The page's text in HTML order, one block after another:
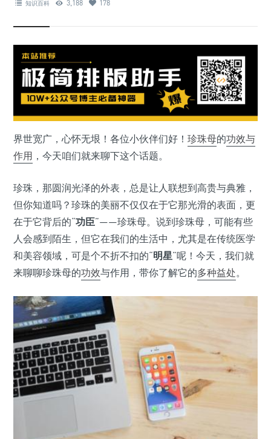
知识百科 3,188 178
界世宽广，心怀无垠！各位小伙伴们好！ 珍珠母的功效与
作用 ，今天咱们就来聊下这个话题。
珍珠，那圆润光泽的外表，总是让人联想到高贵与典雅，
但你知道吗？珍珠的美丽不仅仅在于它那光滑的表面，更
在于它背后的“功臣”——珍珠母。说到珍珠母，可能有些
人会感到陌生，但它在我们的生活中，尤其是在传统医学
和美容领域，可是个不折不扣的“明星”呢！今天，我们就
来聊聊珍珠母的功效与作用，带你了解它的多种益处。